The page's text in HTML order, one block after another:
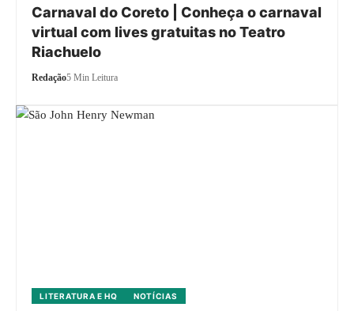
Carnaval do Coreto | Conheça o carnaval
virtual com lives gratuitas no Teatro
Riachuelo
Redação5 Min Leitura
LITERATURA E HQ NOTÍCIAS